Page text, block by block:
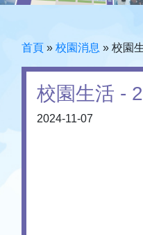
首頁 » 校園消息 » 校園
校園生活 -
2024-11-07